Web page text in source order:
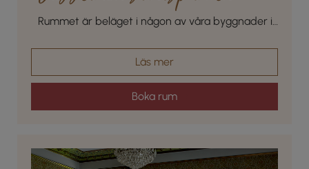
Rummet är beläget i någon av våra byggnader i
Läs mer
Boka rum